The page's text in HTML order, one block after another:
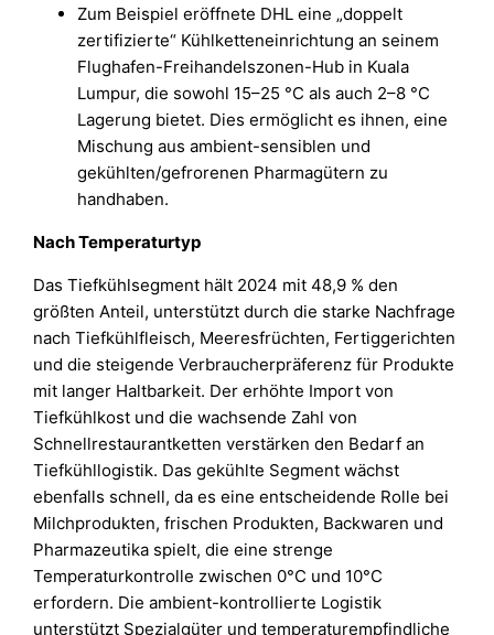
Zum Beispiel eröffnete DHL eine „doppelt
zertifizierte“ Kühlketteneinrichtung an seinem
Flughafen-Freihandelszonen-Hub in Kuala
Lumpur, die sowohl 15–25 °C als auch 2–8 °C
Lagerung bietet. Dies ermöglicht es ihnen, eine
Mischung aus ambient-sensiblen und
gekühlten/gefrorenen Pharmagütern zu
handhaben.
Nach Temperaturtyp
Das Tiefkühlsegment hält 2024 mit 48,9 % den
größten Anteil, unterstützt durch die starke Nachfrage
nach Tiefkühlfleisch, Meeresfrüchten, Fertiggerichten
und die steigende Verbraucherpräferenz für Produkte
mit langer Haltbarkeit. Der erhöhte Import von
Tiefkühlkost und die wachsende Zahl von
Schnellrestaurantketten verstärken den Bedarf an
Tiefkühllogistik. Das gekühlte Segment wächst
ebenfalls schnell, da es eine entscheidende Rolle bei
Milchprodukten, frischen Produkten, Backwaren und
Pharmazeutika spielt, die eine strenge
Temperaturkontrolle zwischen 0°C und 10°C
erfordern. Die ambient-kontrollierte Logistik
unterstützt Spezialgüter und temperaturempfindliche